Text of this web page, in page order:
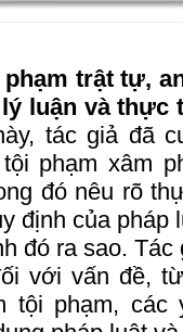
trật tự,
luận và
tác giả đã
phạm xâm
đó nêu rõ
định của pháp
đó ra sao.
với vấn đề,
tội phạm,